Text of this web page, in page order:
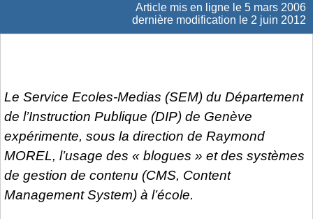
Article mis en ligne le 5 mars 2006
dernière modification le 2 juin 2012
Le Service Ecoles-Medias (SEM) du Département
de l’Instruction Publique (DIP) de Genève
expérimente, sous la direction de Raymond
MOREL, l’usage des « blogues » et des systèmes
de gestion de contenu (CMS, Content
Management System) à l’école.